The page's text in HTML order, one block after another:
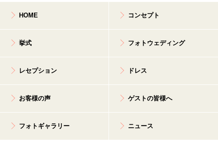
HOME コンセプト
挙式 フォトウェディング
レセプション ドレス
お客様の声 ゲストの皆様へ
フォトギャラリー ニュース